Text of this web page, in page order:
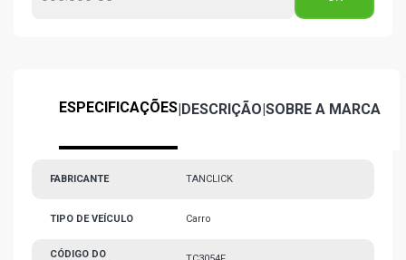
ESPECIFICAÇÕES|DESCRIÇÃO|SOBRE A MARCA
FABRICANTE TANCLICK
TIPO DE VEÍCULO Carro
CÓDIGO DO